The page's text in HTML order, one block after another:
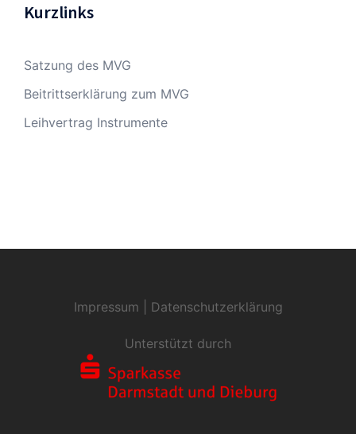
Kurzlinks
Satzung des MVG
Beitrittserklärung zum MVG
Leihvertrag Instrumente
Impressum Datenschutzerklärung
Unterstützt durch